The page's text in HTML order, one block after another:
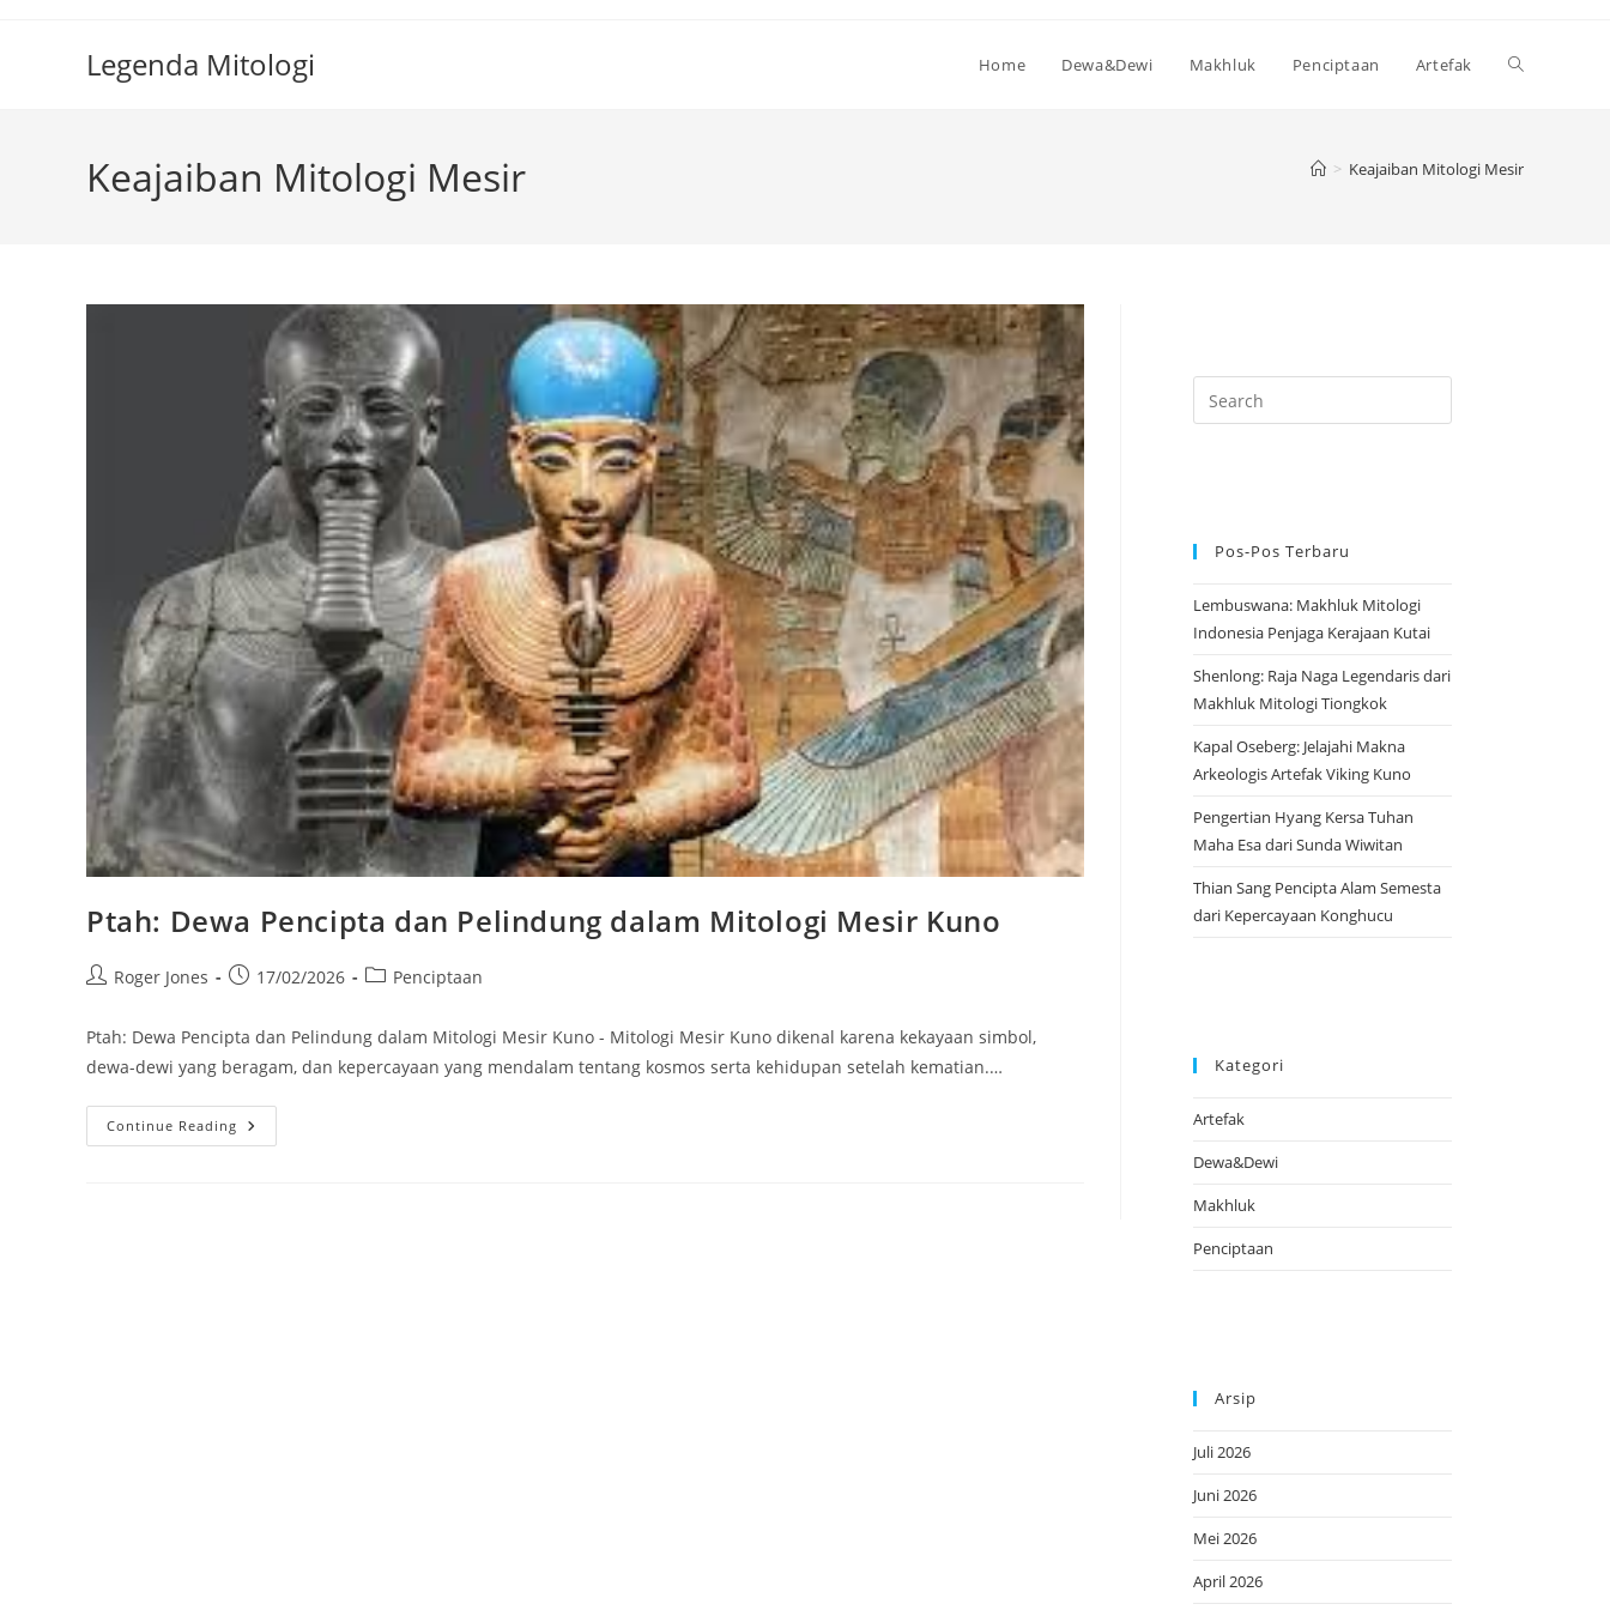
Legenda Mitologi Home Dewa&Dewi Makhluk Penciptaan Artefak Toggle
Keajaiban Mitologi Mesir > Keajaiban Mitologi Mesir
Ptah: Dewa Pencipta dan Pelindung dalam Mitologi Mesir Kuno
PostRoger Jones
Post17/02/2026
PostPenciptaan
Ptah: Dewa Pencipta dan Pelindung dalam Mitologi Mesir Kuno - Mitologi Mesir Kuno dikenal karena kekayaan simbol,
dewa-dewi yang beragam, dan kepercayaan yang mendalam tentang kosmos serta kehidupan setelah kematian.…
Continue Reading Ptah:
Dewa
Pos-Pos Terbaru
Lembuswana: Makhluk Mitologi
Indonesia Penjaga Kerajaan Kutai
Shenlong: Raja Naga Legendaris dari
Makhluk Mitologi Tiongkok
Kapal Oseberg: Jelajahi Makna
Arkeologis Artefak Viking Kuno
Pengertian Hyang Kersa Tuhan
Maha Esa dari Sunda Wiwitan
Thian Sang Pencipta Alam Semesta
dari Kepercayaan Konghucu
Kategori
Artefak
Dewa&Dewi
Makhluk
Penciptaan
Arsip
Juli 2026
Juni 2026
Mei 2026
April 2026